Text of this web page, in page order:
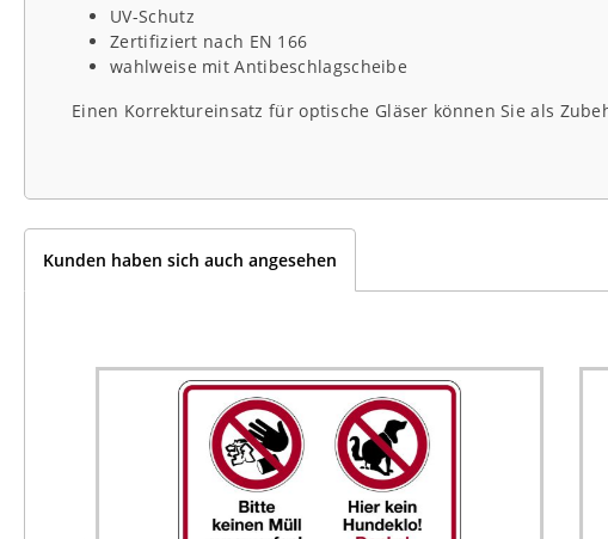
UV-Schutz
Zertifiziert nach EN 166
wahlweise mit Antibeschlagscheibe
Einen Korrektureinsatz für optische Gläser können Sie als
Kunden haben sich auch angesehen